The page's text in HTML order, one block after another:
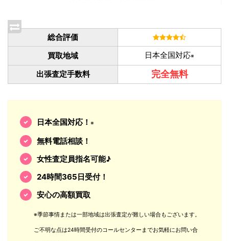
総合評価
買取地域
日本全国対応※
出張査定手数料 完全無料
日本全国対応！ ※
無料電話相談！
女性査定員指名可能♪
24時間365日受付！
安心の高額買取
※季節事情または一部地域は出張査定が難しい場合もございます。
ご不明な点は24時間受付のコールセンターまでお気軽にお問い合